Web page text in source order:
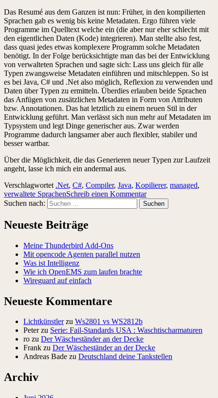
Das Resumé aus dem Ganzen ist nun: Früher, in den kompilierten
Sprachen gab es wenig bis keine Metadaten. Ergo führen viele
Programme im Quelltext welche ein (die aber nur eher schlecht mit
den eigentlichen Daten (Kode) integrieren). Man stellte also fest,
dass quasi jedes etwas komplexere Programm solche Metadaten
benötigt. In der Folge berücksichtigte man das bei der Entwicklung
von verwalteten Sprachen und sagte sich: Lass uns gleich für alle
Typen zwangsweise Metadaten einführen und mitschleppen. So ist
es bei Java, C# und .Net also möglich, Reflexion zu verwenden und
Daten über Typen zu ermitteln. Überdies erlauben beide Sprachen
das Anfügen von zusätzlichen Metadaten in Form von Attributen
bzw. Annotationen. Das hat letztlich zu einem neuen Stil in der
Entwicklung geführt. Man verlässt sich nun mehr auf Metadaten im
Typsystem und legt Dinge generischer aus. Zwar werden
Programme dadurch langsamer aber auch flexibler, stabiler und
besser wartbar.
Über die Möglichkeit, die das Generieren neuer Typen zur Laufzeit
angeht, lasse ich mich ein andermal aus.
Verschlagwortet .Net, C#, Compiler, Java, Kopilierer, managed,
verwaltete SprachenSchreib einen Kommentar
Suchen nach:
Neueste Beiträge
Meine Thunderbird Add-Ons
Mit opencode Agenten parallel nutzen
Was ist Intelligenz
Wie ich OpenEMS zum laufen brachte
Wireguard auf einfach
Neueste Kommentare
Lichtkünstlerzu Ws2801 vs WS2812b
Peterzu Serie: Fail-Standards USA : Waschtischarmaturen
ro zu Der Wäscheständer an der Decke
Frank zu Der Wäscheständer an der Decke
Andreas Bade zu Deutschland deine Tankstellen
Archiv